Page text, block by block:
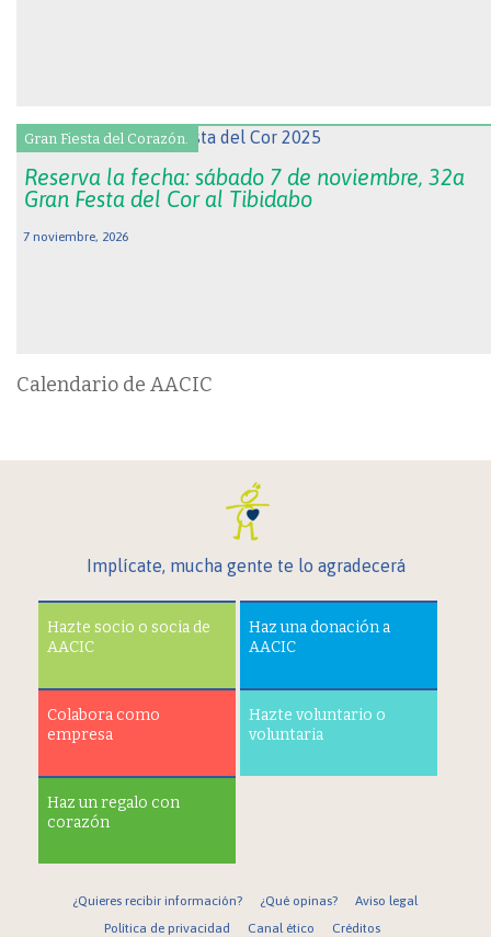
Gran Fiesta del Corazón.
Reserva la fecha: sábado 7 de noviembre, 32a
Gran Festa del Cor al Tibidabo
7 noviembre, 2026
Calendario de AACIC
Implícate, mucha gente te lo agradecerá
Hazte socio o socia de
AACIC
Haz una donación a
AACIC
Colabora como
empresa
Hazte voluntario o
voluntaria
Haz un regalo con
corazón
¿Quieres recibir información? ¿Qué opinas?
Aviso legal
Política de privacidad
Canal ético Créditos